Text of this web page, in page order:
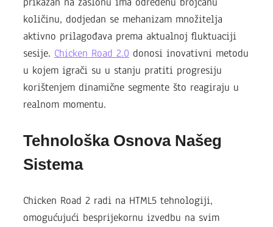
količinu, dodjedan se mehanizam množitelja
aktivno prilagođava prema aktualnoj fluktuaciji
sesije. Chicken Road 2.0 donosi inovativni metodu
u kojem igrači su u stanju pratiti progresiju
korištenjem dinamične segmente što reagiraju u
realnom momentu.
Tehnološka Osnova Našeg
Sistema
Chicken Road 2 radi na HTML5 tehnologiji,
omogućujući besprijekornu izvedbu na svim